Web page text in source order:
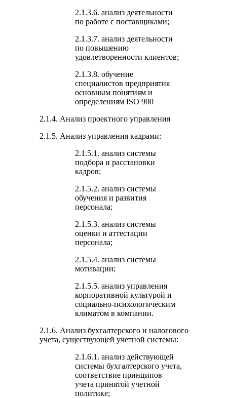
2.1.3.6. анализ деятельности
по работе с поставщиками;
2.1.3.7. анализ деятельности
по повышению
удовлетворенности клиентов;
2.1.3.8. обучение
специалистов предприятия
основным понятиям и
определениям ISO 900
2.1.4. Анализ проектного управления
2.1.5. Анализ управления кадрами:
2.1.5.1. анализ системы
подбора и расстановки
кадров;
2.1.5.2. анализ системы
обучения и развития
персонала;
2.1.5.3. анализ системы
оценки и аттестации
персонала;
2.1.5.4. анализ системы
мотивации;
2.1.5.5. анализ управления
корпоративной культурой и
социально-психологическим
климатом в компании.
2.1.6. Анализ бухгалтерского и налогового
учета, существующей учетной системы:
2.1.6.1. анализ действующей
системы бухгалтерского учета,
соответствие принципов
учета принятой учетной
политике;